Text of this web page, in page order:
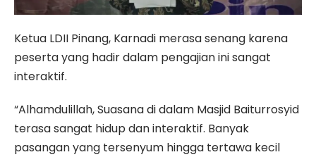
Ketua LDII Pinang, Karnadi merasa senang karena
peserta yang hadir dalam pengajian ini sangat
interaktif.
“Alhamdulillah, Suasana di dalam Masjid Baiturrosyid
terasa sangat hidup dan interaktif. Banyak
pasangan yang tersenyum hingga tertawa kecil